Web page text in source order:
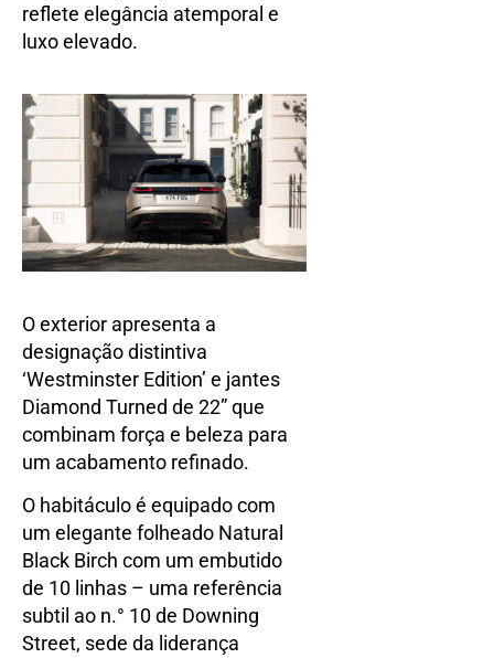
reflete elegância atemporal e
luxo elevado.
O exterior apresenta a
designação distintiva
‘Westminster Edition’ e jantes
Diamond Turned de 22” que
combinam força e beleza para
um acabamento refinado.
O habitáculo é equipado com
um elegante folheado Natural
Black Birch com um embutido
de 10 linhas – uma referência
subtil ao n.° 10 de Downing
Street, sede da liderança